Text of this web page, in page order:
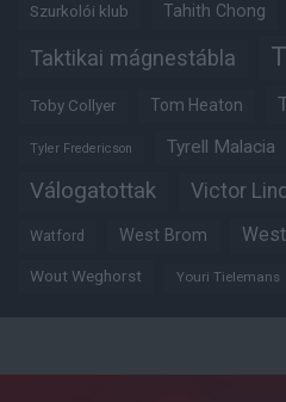
Szurkolói klub Tahith Chong
Taktikai mágnestábla
Toby Collyer Tom Heaton
Tyler Fredericson Tyrell Malacia
Válogatottak Victor
Watford West Brom
Wout Weghorst Youri Tielemans